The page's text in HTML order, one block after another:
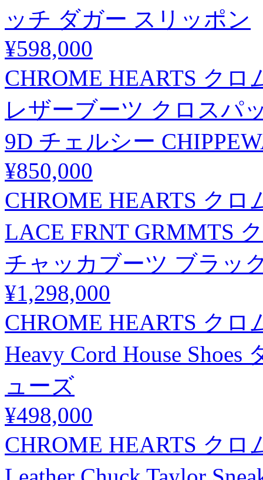
ッチ ダガー スリッポン
¥598,000
CHROME HEARTS ク
レザーブーツ クロスパ
9D チェルシー
¥850,000
CHROME HEARTS ク
LACE FRNT GRMMTS
チャッカブーツ ブラッ
¥1,298,000
CHROME HEARTS クロ
Heavy Cord House
ューズ
¥498,000
CHROME HEARTS クロ